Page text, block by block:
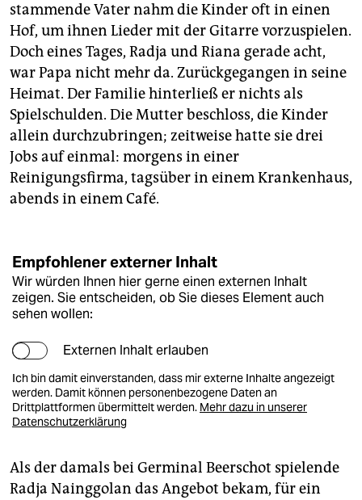
stammende Vater nahm die Kinder oft in einen
Hof, um ihnen Lieder mit der Gitarre vorzuspielen.
Doch eines Tages, Radja und Riana gerade acht,
war Papa nicht mehr da. Zurückgegangen in seine
Heimat. Der Familie hinterließ er nichts als
Spielschulden. Die Mutter beschloss, die Kinder
allein durchzubringen; zeitweise hatte sie drei
Jobs auf einmal: morgens in einer
Reinigungsfirma, tagsüber in einem Krankenhaus,
abends in einem Café.
Empfohlener externer Inhalt
Wir würden Ihnen hier gerne einen externen Inhalt
zeigen. Sie entscheiden, ob Sie dieses Element auch
sehen wollen:
Externen Inhalt erlauben
Ich bin damit einverstanden, dass mir externe Inhalte angezeigt
werden. Damit können personenbezogene Daten an
Drittplattformen übermittelt werden. Mehr dazu in unserer
Datenschutzerklärung
Als der damals bei Germinal Beerschot spielende
Radja Nainggolan das Angebot bekam, für ein